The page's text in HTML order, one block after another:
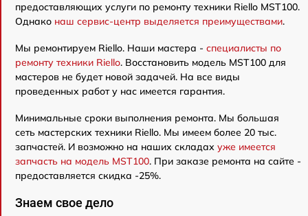
предоставляющих услуги по ремонту техники Riello MST100.
Однако наш сервис-центр выделяется преимуществами.
Мы ремонтируем Riello. Наши мастера - специалисты по
ремонту техники Riello. Восстановить модель MST100 для
мастеров не будет новой задачей. На все виды
проведенных работ у нас имеется гарантия.
Минимальные сроки выполнения ремонта. Мы большая
сеть мастерских техники Riello. Мы имеем более 20 тыс.
запчастей. И возможно на наших складах уже имеется
запчасть на модель MST100. При заказе ремонта на сайте -
предоставляется скидка -25%.
Знаем свое дело